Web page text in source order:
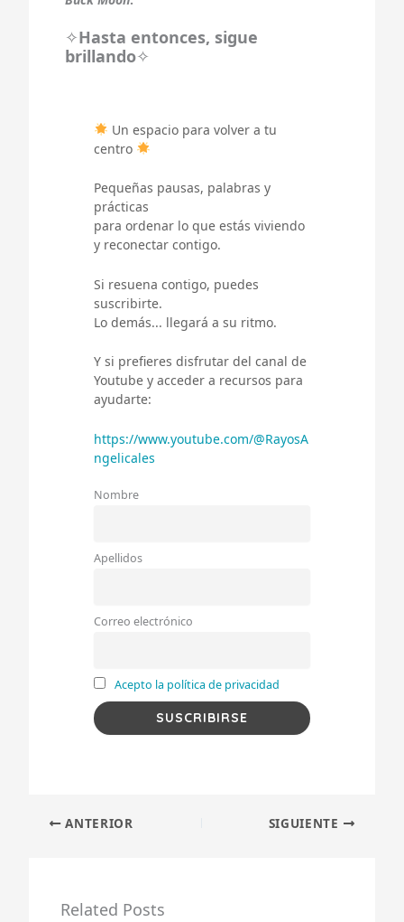
✧Hasta entonces, sigue
brillando✧
Un espacio para volver a tu
centro
Pequeñas pausas, palabras y
prácticas
para ordenar lo que estás viviendo
y reconectar contigo.
Si resuena contigo, puedes
suscribirte.
Lo demás... llegará a su ritmo.
Y si prefieres disfrutar del canal de
Youtube y acceder a recursos para
ayudarte:
https://www.youtube.com/@RayosA
ngelicales
Nombre
Apellidos
Correo electrónico
Acepto la política de privacidad
ANTERIOR SIGUIENTE
Related Posts